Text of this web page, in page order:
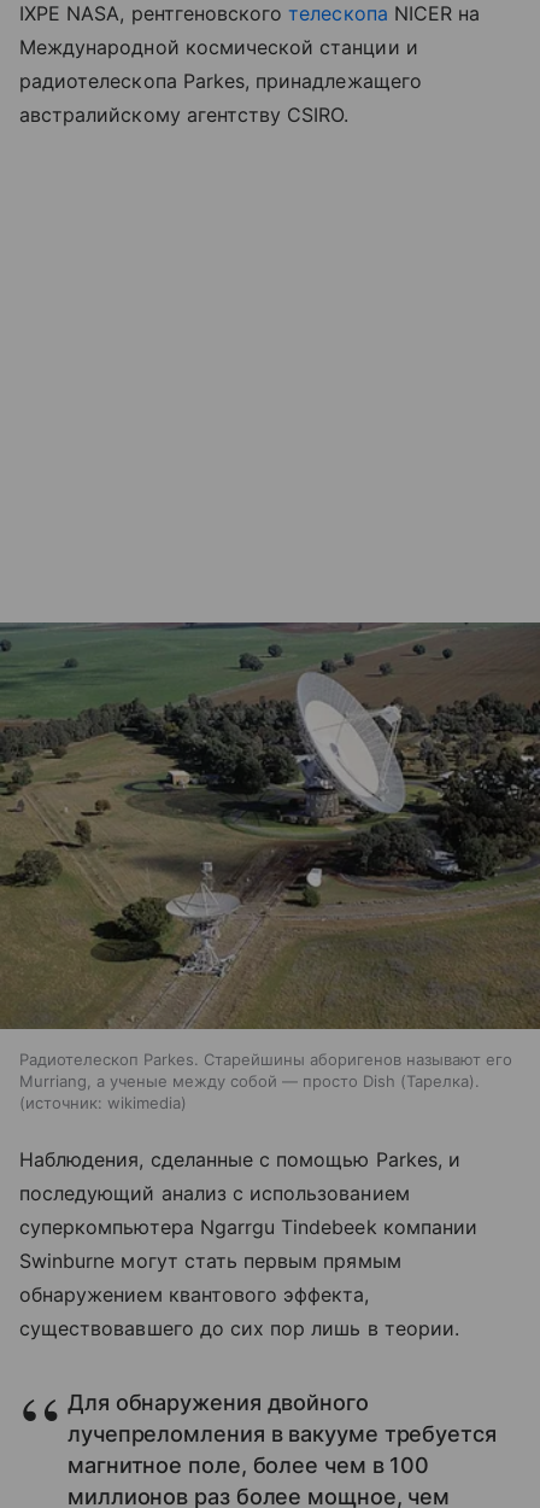
IXPE NASA, рентгеновскоготелескопа NICER на
Международной космической станции и
радиотелескопа Parkes, принадлежащего
австралийскому агентству CSIRO.
Радиотелескоп Parkes. Старейшины аборигенов называют его
Murriang, а ученые между собой — просто Dish (Тарелка).
источник: wikimedia
Наблюдения, сделанные с помощью Parkes, и
последующий анализ с использованием
суперкомпьютера Ngarrgu Tindebeek компании
Swinburne могут стать первым прямым
обнаружением квантового эффекта,
существовавшего до сих пор лишь в теории.
Для обнаружения двойного
лучепреломления в вакууме требуется
магнитное поле, более чем в 100
миллионов раз более мощное, чем